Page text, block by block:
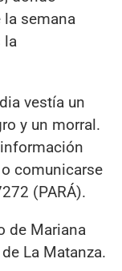
la semana
la
vestía un
y un morral.
comunicarse
(PARÁ).
de Mariana
La Matanza.